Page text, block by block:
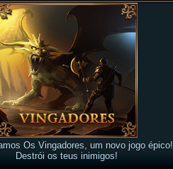
Os Vingadores, um novo jogo épico!
Destrói os teus inimigos!